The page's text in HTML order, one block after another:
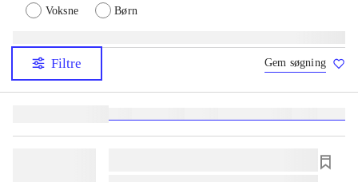
Voksne Børn
Filtre Gem søgning
lorem ipsum dolor sit amet ...